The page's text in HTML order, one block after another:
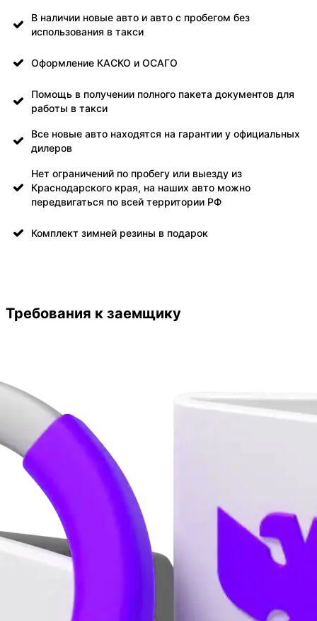
В наличии новые авто и авто с пробегом без
использования в такси
Оформление КАСКО и ОСАГО
Помощь в получении полного пакета документов для
работы в такси
Все новые авто находятся на гарантии у официальных
дилеров
Нет ограничений по пробегу или выезду из
Краснодарского края, на наших авто можно
передвигаться по всей территории РФ
Комплект зимней резины в подарок
Требования к заемщику